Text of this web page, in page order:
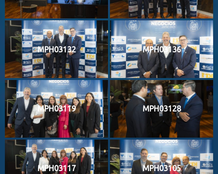
MPH03132 MPH03136
MPH03119 MPH03128
MPH03117 MPH03105